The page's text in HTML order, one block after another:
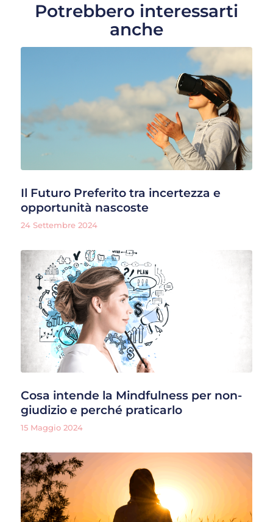
Potrebbero interessarti
anche
Il Futuro Preferito tra incertezza e
opportunità nascoste
24 Settembre 2024
Cosa intende la Mindfulness per non-
giudizio e perché praticarlo
15 Maggio 2024